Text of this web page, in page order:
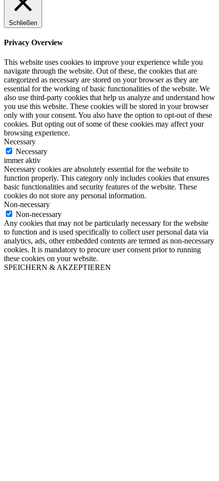
Schließen
Privacy Overview
This website uses cookies to improve your experience while you
navigate through the website. Out of these, the cookies that are
categorized as necessary are stored on your browser as they are
essential for the working of basic functionalities of the website. We
also use third-party cookies that help us analyze and understand how
you use this website. These cookies will be stored in your browser
only with your consent. You also have the option to opt-out of these
cookies. But opting out of some of these cookies may affect your
browsing experience.
Necessary
Necessary
immer aktiv
Necessary cookies are absolutely essential for the website to
function properly. This category only includes cookies that ensures
basic functionalities and security features of the website. These
cookies do not store any personal information.
Non-necessary
Non-necessary
Any cookies that may not be particularly necessary for the website
to function and is used specifically to collect user personal data via
analytics, ads, other embedded contents are termed as non-necessary
cookies. It is mandatory to procure user consent prior to running
these cookies on your website.
SPEICHERN & AKZEPTIEREN